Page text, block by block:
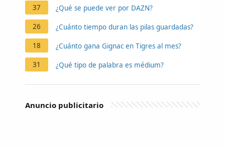
37 ¿Qué se puede ver por DAZN?
26 ¿Cuánto tiempo duran las pilas guardadas?
18 ¿Cuánto gana Gignac en Tigres al mes?
31 ¿Qué tipo de palabra es médium?
Anuncio publicitario